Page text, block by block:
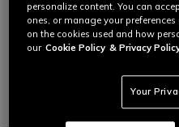
personalize content. You can
ones, or manage your
on the cookies used and how
our Cookie Policy & Privacy
Your